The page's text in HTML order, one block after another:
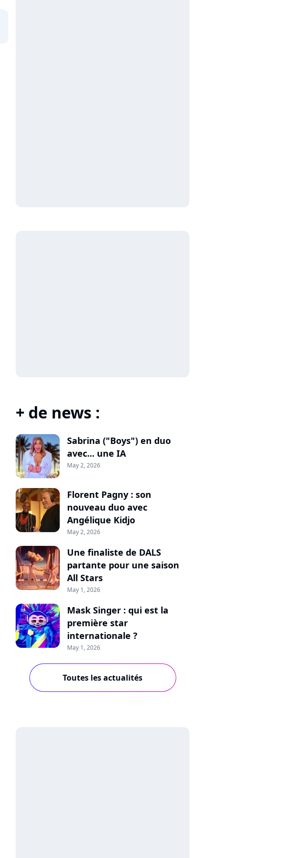
+ de news :
Sabrina ("Boys") en duo
avec... une IA
May 2, 2026
Florent Pagny : son
nouveau duo avec
Angélique Kidjo
May 2, 2026
Une finaliste de DALS
partante pour une saison
All Stars
May 1, 2026
Mask Singer : qui est la
première star
internationale ?
May 1, 2026
Toutes les actualités